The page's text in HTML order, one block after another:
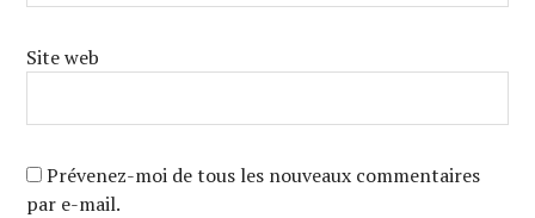
Site web
Prévenez-moi de tous les nouveaux commentaires
par e-mail.